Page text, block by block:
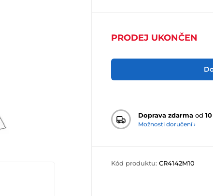
PRODEJ UKONČEN
Doprava zdarma od
Možnosti doručení ›
Kód produktu: CR4142M10